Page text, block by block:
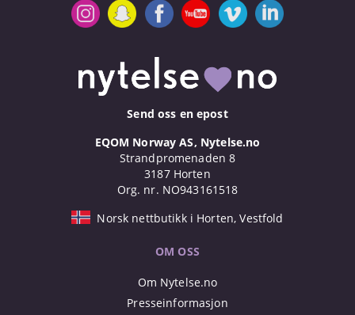
Send oss en epost
EQOM Norway AS, Nytelse.no
Strandpromenaden 8
3187 Horten
Org. nr. NO943161518
Norsk nettbutikk i Horten, Vestfold
OM OSS
Om Nytelse.no
Presseinformasjon